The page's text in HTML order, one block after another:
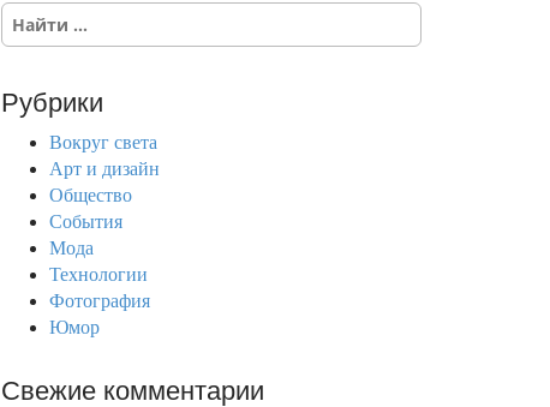
S
e
c
Рубрики
Вокруг света
Арт и дизайн
Общество
События
Мода
Технологии
Фотография
Юмор
Свежие комментарии